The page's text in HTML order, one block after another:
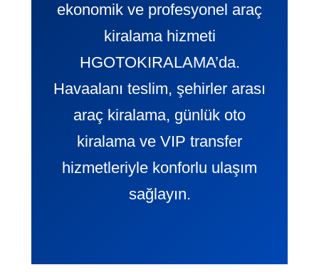
ekonomik ve profesyonel araç
kiralama hizmeti
HGOTOKIRALAMA’da.
Havaalanı teslim, şehirler arası
araç kiralama, günlük oto
kiralama ve VIP transfer
hizmetleriyle konforlu ulaşım
sağlayın.